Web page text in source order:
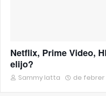
Netflix, Prime Video,
elijo?
Sammy Iatta de febrer